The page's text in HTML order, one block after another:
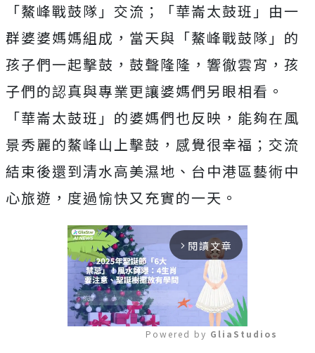
「鰲峰戰鼓隊」交流；「華崙太鼓班」由一
群婆婆媽媽組成，當天與「鰲峰戰鼓隊」的
孩子們一起擊鼓，鼓聲隆隆，響徹雲宵，孩
子們的認真與專業更讓婆媽們另眼相看。
「華崙太鼓班」的婆媽們也反映，能夠在風
景秀麗的鰲峰山上擊鼓，感覺很幸福；交流
結束後還到清水高美濕地、台中港區藝術中
心旅遊，度過愉快又充實的一天。
arrow_forward_ios 閱讀文章
Powered by GliaStudios